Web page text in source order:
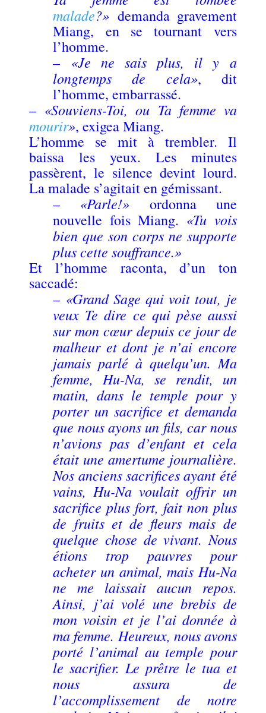
malade?» demanda gravement
Miang, en se tournant vers
l’homme.
– «Je ne sais plus, il y a
longtemps de cela», dit
l’homme, embarrassé.
– «Souviens-Toi, ou Ta femme va
mourir», exigea Miang.
L’homme se mit à trembler. Il
baissa les yeux. Les minutes
passèrent, le silence devint lourd.
La malade s’agitait en gémissant.
– «Parle!» ordonna une
nouvelle fois Miang. «Tu vois
bien que son corps ne supporte
plus cette souffrance.»
Et l’homme raconta, d’un ton
saccadé:
– «Grand Sage qui voit tout, je
veux Te dire ce qui pèse aussi
sur mon cœur depuis ce jour de
malheur et dont je n’ai encore
jamais parlé à quelqu’un. Ma
femme, Hu-Na, se rendit, un
matin, dans le temple pour y
porter un sacrifice et demanda
que nous ayons un fils, car nous
n’avions pas d’enfant et cela
était une amertume journalière.
Nos anciens sacrifices ayant été
vains, Hu-Na voulait offrir un
sacrifice plus fort, fait non plus
de fruits et de fleurs mais de
quelque chose de vivant. Nous
étions trop pauvres pour
acheter un animal, mais Hu-Na
ne me laissait aucun repos.
Ainsi, j’ai volé une brebis de
mon voisin et je l’ai donnée à
ma femme. Heureux, nous avons
porté l’animal au temple pour
le sacrifier. Le prêtre le tua et
nous assura de
l’accomplissement de notre